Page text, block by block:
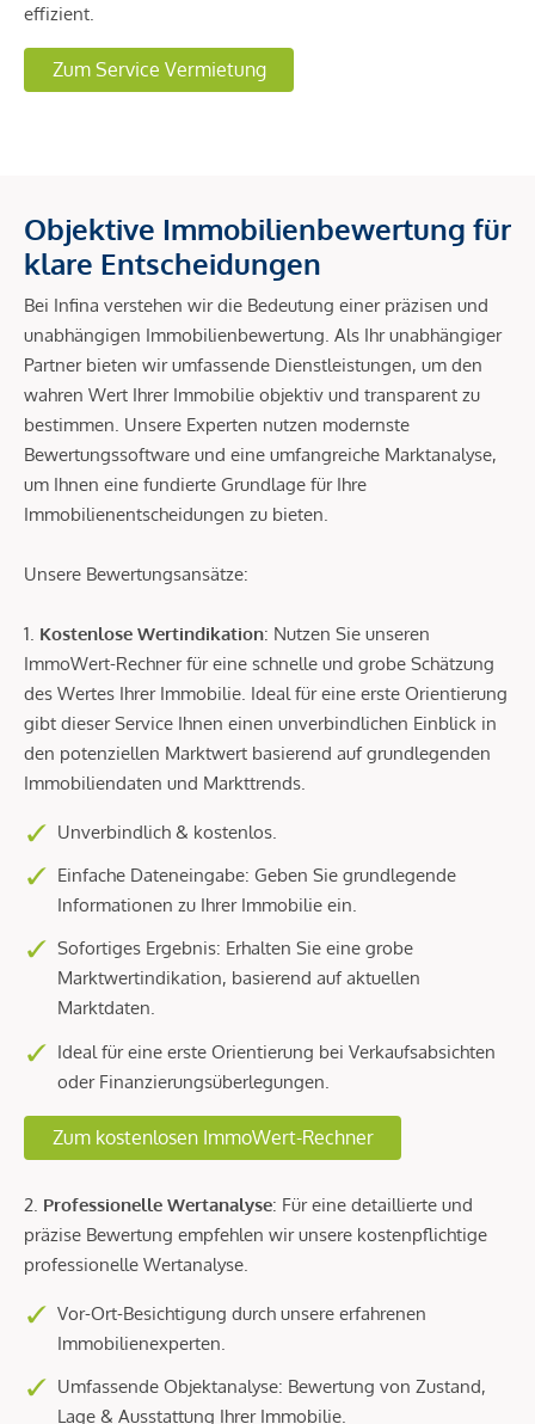
effizient.
Zum Service Vermietung
Objektive Immobilienbewertung für
klare Entscheidungen
Bei Infina verstehen wir die Bedeutung einer präzisen und
unabhängigen Immobilienbewertung. Als Ihr unabhängiger
Partner bieten wir umfassende Dienstleistungen, um den
wahren Wert Ihrer Immobilie objektiv und transparent zu
bestimmen. Unsere Experten nutzen modernste
Bewertungssoftware und eine umfangreiche Marktanalyse,
um Ihnen eine fundierte Grundlage für Ihre
Immobilienentscheidungen zu bieten.
Unsere Bewertungsansätze:
1. Kostenlose Wertindikation: Nutzen Sie unseren
ImmoWert-Rechner für eine schnelle und grobe Schätzung
des Wertes Ihrer Immobilie. Ideal für eine erste Orientierung
gibt dieser Service Ihnen einen unverbindlichen Einblick in
den potenziellen Marktwert basierend auf grundlegenden
Immobiliendaten und Markttrends.
Unverbindlich & kostenlos.
Einfache Dateneingabe: Geben Sie grundlegende
Informationen zu Ihrer Immobilie ein.
Sofortiges Ergebnis: Erhalten Sie eine grobe
Marktwertindikation, basierend auf aktuellen
Marktdaten.
Ideal für eine erste Orientierung bei Verkaufsabsichten
oder Finanzierungsüberlegungen.
Zum kostenlosen ImmoWert-Rechner
2. Professionelle Wertanalyse: Für eine detaillierte und
präzise Bewertung empfehlen wir unsere kostenpflichtige
professionelle Wertanalyse.
Vor-Ort-Besichtigung durch unsere erfahrenen
Immobilienexperten.
Umfassende Objektanalyse: Bewertung von Zustand,
Lage & Ausstattung Ihrer Immobilie.